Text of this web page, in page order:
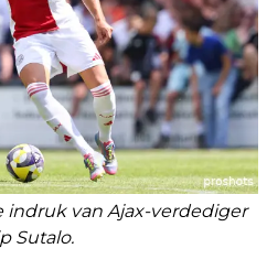
indruk van Ajax-verdediger
Sutalo.